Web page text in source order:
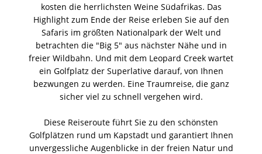
kosten die herrlichsten Weine Südafrikas. Das
Highlight zum Ende der Reise erleben Sie auf den
Safaris im größten Nationalpark der Welt und
betrachten die "Big 5" aus nächster Nähe und in
freier Wildbahn. Und mit dem Leopard Creek wartet
ein Golfplatz der Superlative darauf, von Ihnen
bezwungen zu werden. Eine Traumreise, die ganz
sicher viel zu schnell vergehen wird.
Diese Reiseroute führt Sie zu den schönsten
Golfplätzen rund um Kapstadt und garantiert Ihnen
unvergessliche Augenblicke in der freien Natur und